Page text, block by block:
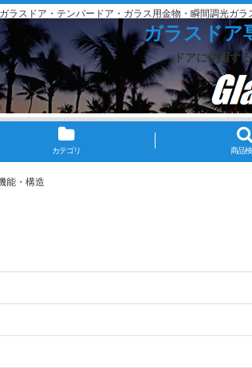
ラスドア・テンパードア・ガラス用金物・瞬間調光ガ
ガラスドア
ドアに使用す
カテゴリ 商品
能・構造